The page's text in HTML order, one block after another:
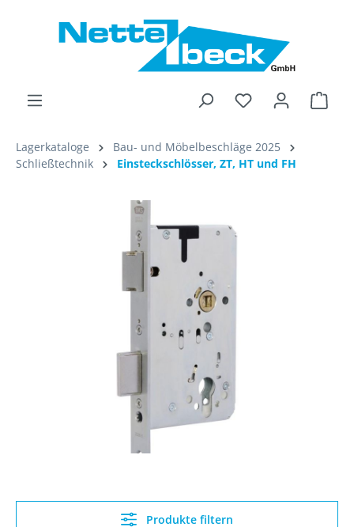
Lagerkataloge
Bau- und Möbelbeschläge 2025
Schließtechnik
Einsteckschlösser, ZT, HT und FH
Produkte filtern